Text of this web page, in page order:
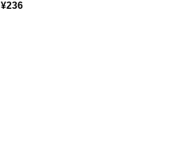
¥236